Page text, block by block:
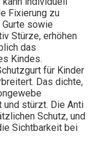
Fixierung zu
sowie
Stürze, erhöhen
das
Kindes.
für Kinder
Das dichte,
stürzt. Die Anti
Schutz, und
Sichtbarkeit bei